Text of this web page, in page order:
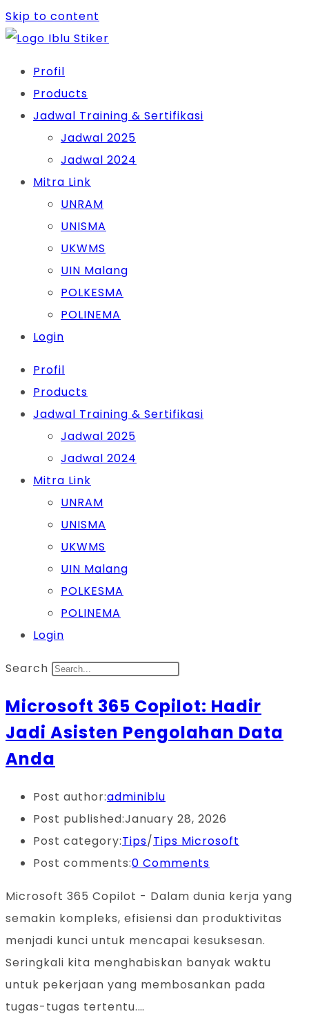
Skip to content
Profil
Products
Jadwal Training & Sertifikasi
Jadwal 2025
Jadwal 2024
Mitra Link
UNRAM
UNISMA
UKWMS
UIN Malang
POLKESMA
POLINEMA
Login
Profil
Products
Jadwal Training & Sertifikasi
Jadwal 2025
Jadwal 2024
Mitra Link
UNRAM
UNISMA
UKWMS
UIN Malang
POLKESMA
POLINEMA
Login
Search
Microsoft 365 Copilot: Hadir
Jadi Asisten Pengolahan Data
Anda
Post author:adminiblu
Post published:January 28, 2026
Post category:Tips/Tips Microsoft
Post comments:0 Comments
Microsoft 365 Copilot - Dalam dunia kerja yang
semakin kompleks, efisiensi dan produktivitas
menjadi kunci untuk mencapai kesuksesan.
Seringkali kita menghabiskan banyak waktu
untuk pekerjaan yang membosankan pada
tugas-tugas tertentu.…